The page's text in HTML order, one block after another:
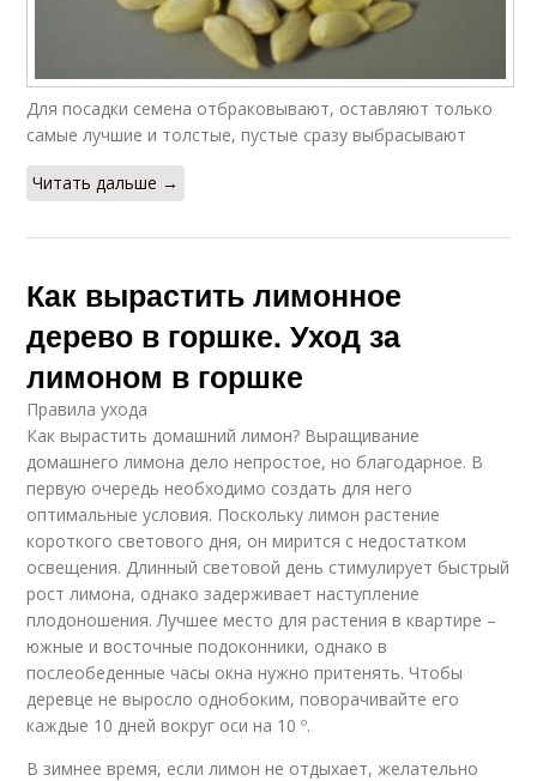
Для посадки семена отбраковывают, оставляют только
самые лучшие и толстые, пустые сразу выбрасывают
Читать дальше →
Как вырастить лимонное
дерево в горшке. Уход за
лимоном в горшке
Правила ухода
Как вырастить домашний лимон? Выращивание
домашнего лимона дело непростое, но благодарное. В
первую очередь необходимо создать для него
оптимальные условия. Поскольку лимон растение
короткого светового дня, он мирится с недостатком
освещения. Длинный световой день стимулирует быстрый
рост лимона, однако задерживает наступление
плодоношения. Лучшее место для растения в квартире –
южные и восточные подоконники, однако в
послеобеденные часы окна нужно притенять. Чтобы
деревце не выросло однобоким, поворачивайте его
каждые 10 дней вокруг оси на 10 º.
В зимнее время, если лимон не отдыхает, желательно